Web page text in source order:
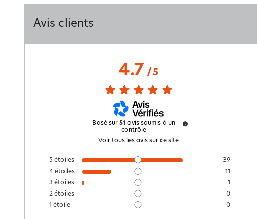
Avis clients
4.7/ 5
Basé sur51 avis soumis à un
contrôle
Voir tous les avis sur ce site
5 étoiles
39
4 étoiles
11
3 étoiles
1
2 étoiles
0
1 étoile 0